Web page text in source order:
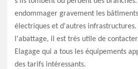
endommager gravement les
électriques et d'autres
l'abattage, il est très utile de
Elagage qui a tous les équipements
des tarifs intéressants.